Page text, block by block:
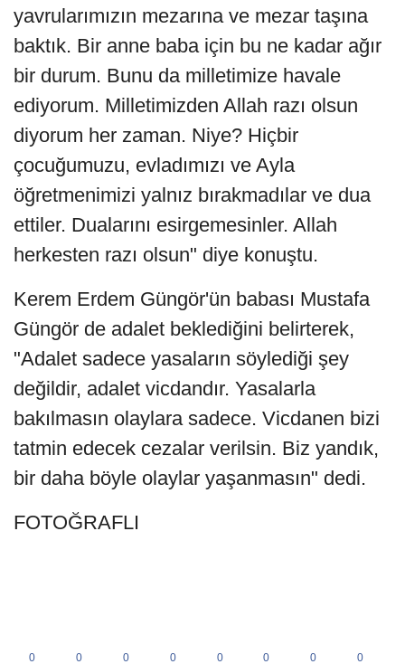
yavrularımızın mezarına ve mezar taşına
baktık. Bir anne baba için bu ne kadar ağır
bir durum. Bunu da milletimize havale
ediyorum. Milletimizden Allah razı olsun
diyorum her zaman. Niye? Hiçbir
çocuğumuzu, evladımızı ve Ayla
öğretmenimizi yalnız bırakmadılar ve dua
ettiler. Dualarını esirgemesinler. Allah
herkesten razı olsun" diye konuştu.
Kerem Erdem Güngör'ün babası Mustafa
Güngör de adalet beklediğini belirterek,
"Adalet sadece yasaların söylediği şey
değildir, adalet vicdandır. Yasalarla
bakılmasın olaylara sadece. Vicdanen bizi
tatmin edecek cezalar verilsin. Biz yandık,
bir daha böyle olaylar yaşanmasın" dedi.
FOTOĞRAFLI